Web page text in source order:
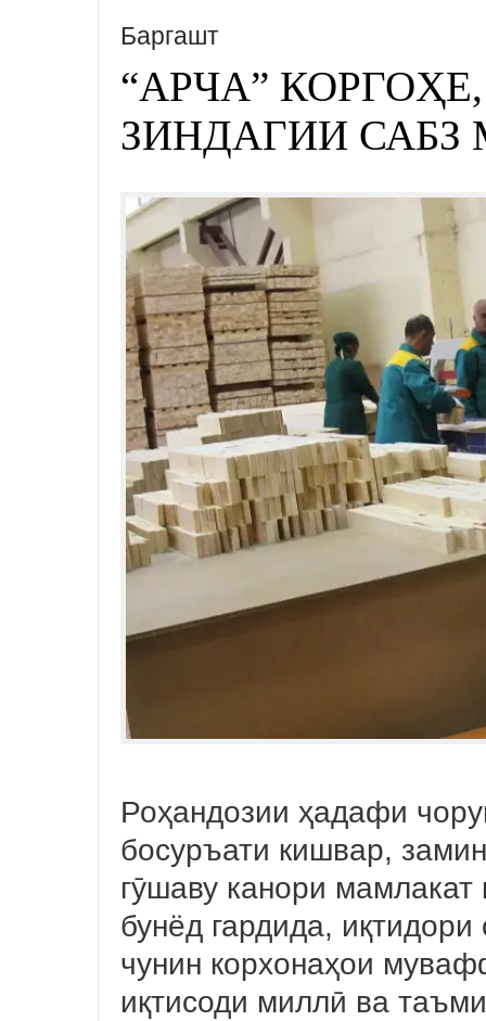
Баргашт
“АРЧА”
ЗИНДАГИИ САБЗ
Роҳандозии ҳадафи
босуръати кишвар,
гӯшаву канори
бунёд гардида,
чунин корхонаҳои
иқтисоди миллӣ ва